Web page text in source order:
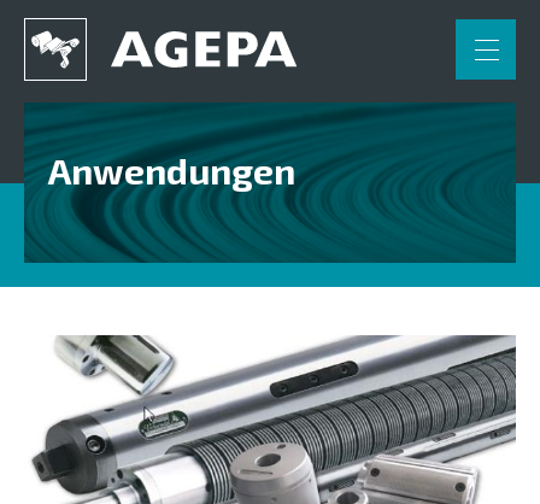
FR NL
Home
Anwendungen
Auf- und Abwickeln
Messung und Inspektion Breitstreckwalze
Rakel, Microperforation, Schneiden
Drehdurchführungen Deublin Maschinen - Polytype
Anwendungen